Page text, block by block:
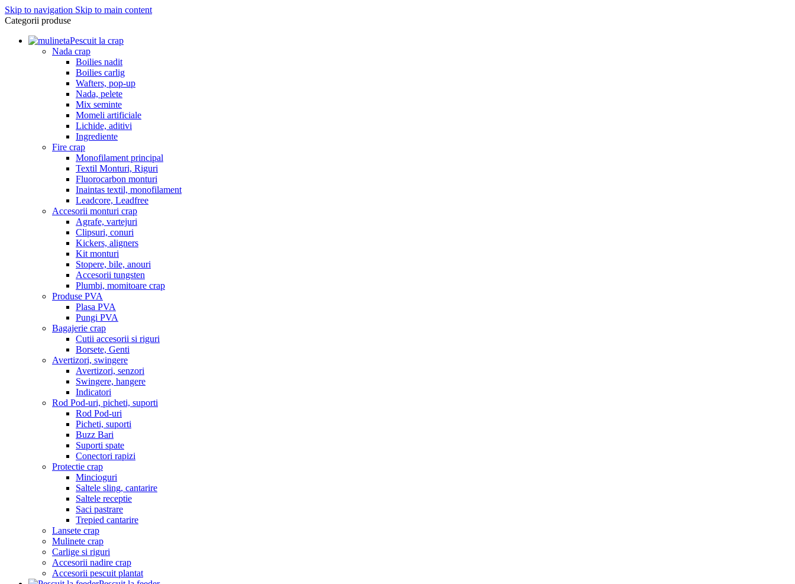
Skip to navigation Skip to main content
Categorii produse
Pescuit la crap
Nada crap
Boilies nadit
Boilies carlig
Wafters, pop-up
Nada, pelete
Mix seminte
Momeli artificiale
Lichide, aditivi
Ingrediente
Fire crap
Monofilament principal
Textil Monturi, Riguri
Fluorocarbon monturi
Inaintas textil, monofilament
Leadcore, Leadfree
Accesorii monturi crap
Agrafe, vartejuri
Clipsuri, conuri
Kickers, aligners
Kit monturi
Stopere, bile, anouri
Accesorii tungsten
Plumbi, momitoare crap
Produse PVA
Plasa PVA
Pungi PVA
Bagajerie crap
Cutii accesorii si riguri
Borsete, Genti
Avertizori, swingere
Avertizori, senzori
Swingere, hangere
Indicatori
Rod Pod-uri, picheti, suporti
Rod Pod-uri
Picheti, suporti
Buzz Bari
Suporti spate
Conectori rapizi
Protectie crap
Mincioguri
Saltele sling, cantarire
Saltele receptie
Saci pastrare
Trepied cantarire
Lansete crap
Mulinete crap
Carlige si riguri
Accesorii nadire crap
Accesorii pescuit plantat